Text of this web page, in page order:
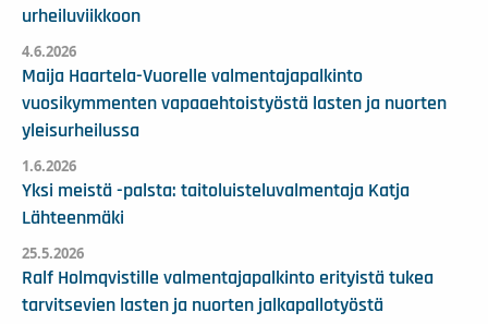
urheiluviikkoon
4.6.2026
Maija Haartela-Vuorelle valmentajapalkinto
vuosikymmenten vapaaehtoistyöstä lasten ja nuorten
yleisurheilussa
1.6.2026
Yksi meistä -palsta: taitoluisteluvalmentaja Katja
Lähteenmäki
25.5.2026
Ralf Holmqvistille valmentajapalkinto erityistä tukea
tarvitsevien lasten ja nuorten jalkapallotyöstä